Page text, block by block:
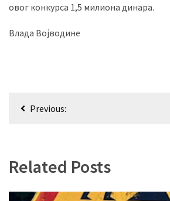
овог конкурса 1,5 милиона динара.
Влада Војводине
Кретање
Previous:
Related Posts